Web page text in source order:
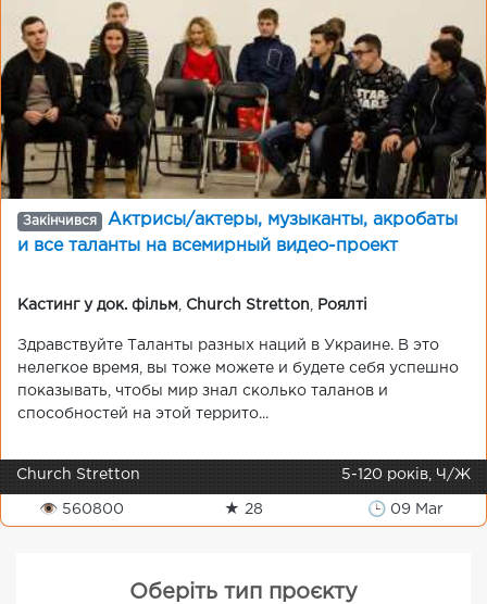
Закінчився
Актрисы/актеры, музыканты, акробаты
и все таланты на всемирный видео-проект
Кастинг у док. фільм Church Stretton Роялті
Здравствуйте Таланты разных наций в Украине. В это
нелегкое время, вы тоже можете и будете себя успешно
показывать, чтобы мир знал сколько таланов и
способностей на этой террито...
Church Stretton 5-120 років, Ч/Ж
👁 560800 ★ 28 🕒 09 Mar
Оберіть тип проєкту